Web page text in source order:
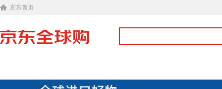
京东首页